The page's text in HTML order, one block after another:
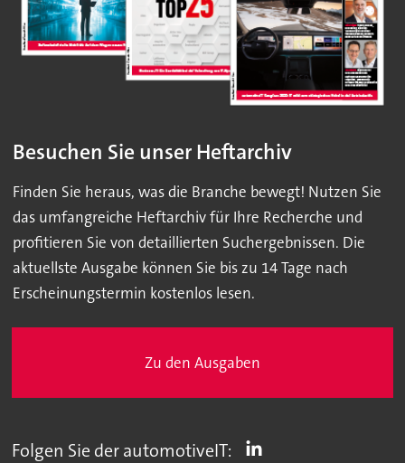
Besuchen Sie unser Heftarchiv
Finden Sie heraus, was die Branche bewegt! Nutzen Sie
das umfangreiche Heftarchiv für Ihre Recherche und
profitieren Sie von detaillierten Suchergebnissen. Die
aktuellste Ausgabe können Sie bis zu 14 Tage nach
Erscheinungstermin kostenlos lesen.
Zu den Ausgaben
Folgen Sie der automotiveIT: